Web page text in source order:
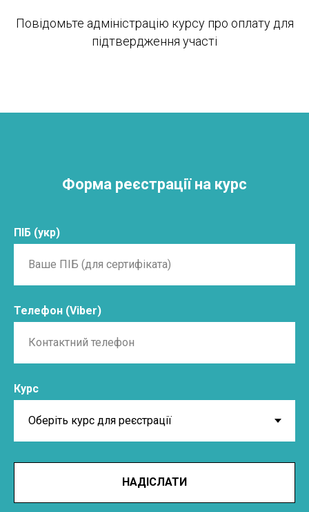
Повідомьте адміністрацію курсу про оплату для
підтвердження участі
Форма реєстрації на курс
ПІБ (укр)
Телефон (Viber)
Курс
НАДІСЛАТИ